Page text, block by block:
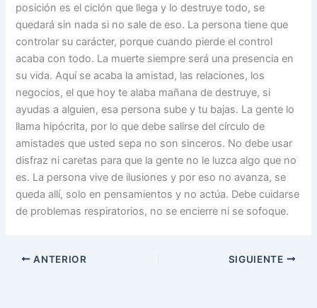
posición es el ciclón que llega y lo destruye todo, se
quedará sin nada si no sale de eso. La persona tiene que
controlar su carácter, porque cuando pierde el control
acaba con todo. La muerte siempre será una presencia en
su vida. Aquí se acaba la amistad, las relaciones, los
negocios, el que hoy te alaba mañana de destruye, si
ayudas a alguien, esa persona sube y tu bajas. La gente lo
llama hipócrita, por lo que debe salirse del círculo de
amistades que usted sepa no son sinceros. No debe usar
disfraz ni caretas para que la gente no le luzca algo que no
es. La persona vive de ilusiones y por eso no avanza, se
queda allí, solo en pensamientos y no actúa. Debe cuidarse
de problemas respiratorios, no se encierre ni se sofoque.
ANTERIOR SIGUIENTE